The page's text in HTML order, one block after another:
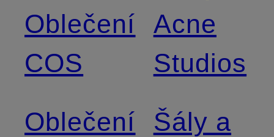
Oblečení
COS
Oblečení
Acne
Studios
Šály a